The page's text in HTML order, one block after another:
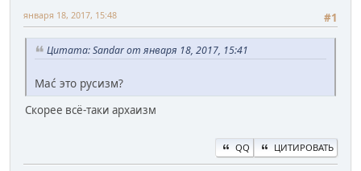
#1
января 18, 2017, 15:48
Цитата: Sandar от января 18, 2017, 15:41
Mać это русизм?
Скорее всё-таки архаизм
QQ ЦИТИРОВАТЬ